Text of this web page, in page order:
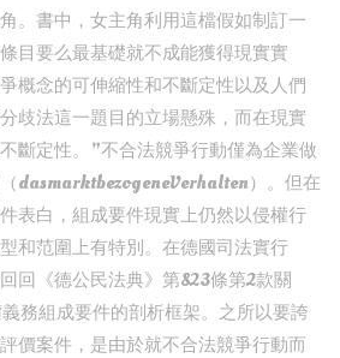
。書中，女主角利用這檔假如制訂一
目要么最基礎就不成能獲得現實實
概念的可伸縮性和不斷定性以及人們
歧法這一題目的立場懸殊，而在現實
斷定性。”不合法競爭行動僅為企業做
dasmarktbezogeneVerhalten）。但在
表白，組成要件現實上仍然以侵權行
和范圍上有特別。在德國司法實行
回《德公民法典》第823條第2款關
務組成要件的剖析框架。之所以要誇
價案件，是由於就不合法競爭行動而